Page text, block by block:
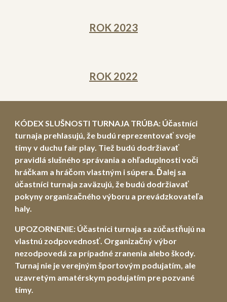
ROK 2023
ROK 2022
KÓDEX SLUŠNOSTI TURNAJA TRÚBA: Účastníci
turnaja prehlasujú, že budú reprezentovať svoje
tímy v duchu fair play. Tiež budú dodržiavať
pravidlá slušného správania a ohľaduplnosti voči
hráčkam a hráčom vlastným i súpera. Ďalej sa
účastníci turnaja zaväzujú, že budú dodržiavať
pokyny organizačného výboru a prevádzkovateľa
haly.
UPOZORNENIE: Účastníci turnaja sa zúčastňujú na
vlastnú zodpovednosť. Organizačný výbor
nezodpovedá za prípadné zranenia alebo škody.
Turnaj nie je verejným športovým podujatím, ale
uzavretým amatérskym podujatím pre pozvané
tímy.